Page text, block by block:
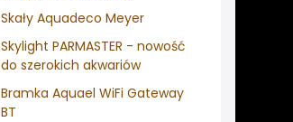
Skały Aquadeco Meyer
Skylight PARMASTER - nowość
do szerokich akwariów
Bramka Aquael WiFi Gateway
BT